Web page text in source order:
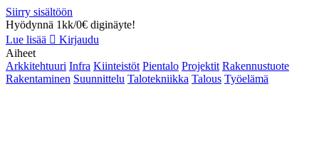
Siirry sisältöön
Hyödynnä 1kk/0€ diginäyte!
Lue lisää
Kirjaudu
Aiheet
Arkkitehtuuri Infra Kiinteistöt Pientalo Projektit Rakennustuote
Rakentaminen Suunnittelu Talotekniikka Talous Työelämä